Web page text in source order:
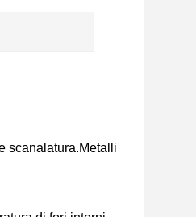
scanalatura.Metalli